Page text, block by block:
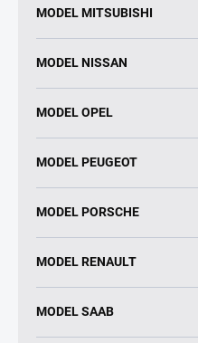
MODEL MITSUBISHI
MODEL NISSAN
MODEL OPEL
MODEL PEUGEOT
MODEL PORSCHE
MODEL RENAULT
MODEL SAAB